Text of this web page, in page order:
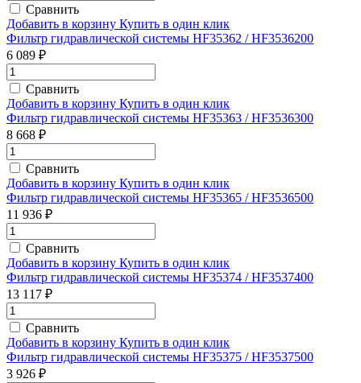
Сравнить
Добавить в корзину Купить в один клик
Фильтр гидравлической системы HF35362 / HF3536200
6 089 ₽
Сравнить
Добавить в корзину Купить в один клик
Фильтр гидравлической системы HF35363 / HF3536300
8 668 ₽
Сравнить
Добавить в корзину Купить в один клик
Фильтр гидравлической системы HF35365 / HF3536500
11 936 ₽
Сравнить
Добавить в корзину Купить в один клик
Фильтр гидравлической системы HF35374 / HF3537400
13 117 ₽
Сравнить
Добавить в корзину Купить в один клик
Фильтр гидравлической системы HF35375 / HF3537500
3 926 ₽